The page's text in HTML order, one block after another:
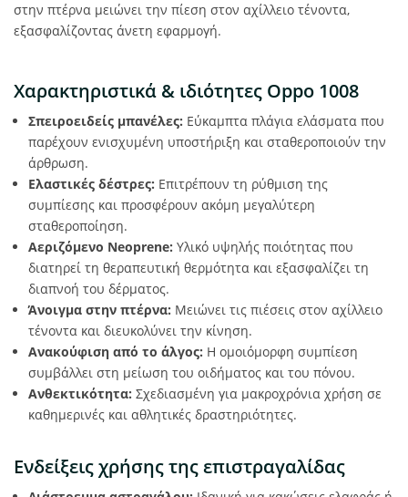
στην πτέρνα μειώνει την πίεση στον αχίλλειο τένοντα,
εξασφαλίζοντας άνετη εφαρμογή.
Χαρακτηριστικά & ιδιότητες Oppo 1008
Σπειροειδείς μπανέλες: Εύκαμπτα πλάγια ελάσματα που
παρέχουν ενισχυμένη υποστήριξη και σταθεροποιούν την
άρθρωση.
Ελαστικές δέστρες: Επιτρέπουν τη ρύθμιση της
συμπίεσης και προσφέρουν ακόμη μεγαλύτερη
σταθεροποίηση.
Αεριζόμενο Neoprene: Υλικό υψηλής ποιότητας που
διατηρεί τη θεραπευτική θερμότητα και εξασφαλίζει τη
διαπνοή του δέρματος.
Άνοιγμα στην πτέρνα: Μειώνει τις πιέσεις στον αχίλλειο
τένοντα και διευκολύνει την κίνηση.
Ανακούφιση από το άλγος: Η ομοιόμορφη συμπίεση
συμβάλλει στη μείωση του οιδήματος και του πόνου.
Ανθεκτικότητα: Σχεδιασμένη για μακροχρόνια χρήση σε
καθημερινές και αθλητικές δραστηριότητες.
Ενδείξεις χρήσης της επιστραγαλίδας